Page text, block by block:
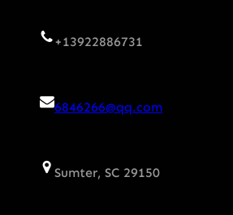
+13922886731
6846266@qq.com
Sumter, SC 29150